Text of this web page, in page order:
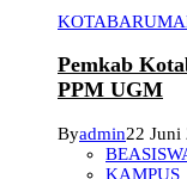
KOTABARU
Pemkab
PPM UGM
Byadmin22 Juni
KAMPUS